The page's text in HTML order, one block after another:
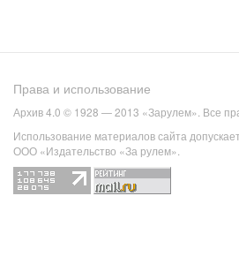
Права и использование
Архив 4.0 © 1928 — 2013 «Зарулем». Все
Использование материалов сайта
ООО «Издательство «За рулем».